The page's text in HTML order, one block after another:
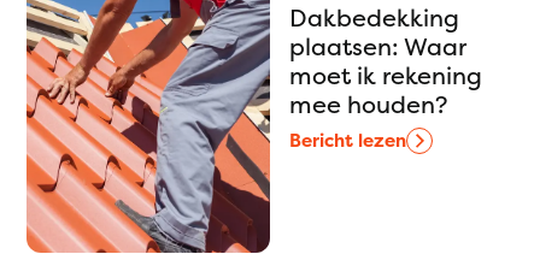
Dakbedekking
plaatsen: Waar
moet ik rekening
mee houden?
Bericht lezen